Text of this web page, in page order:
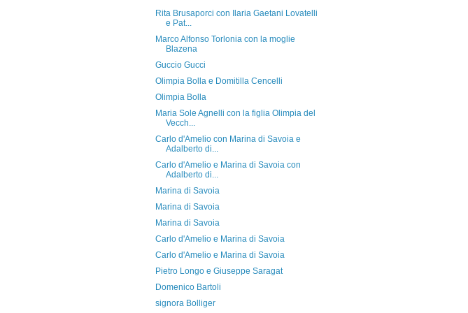
Rita Brusaporci con Ilaria Gaetani Lovatelli
e Pat...
Marco Alfonso Torlonia con la moglie
Blazena
Guccio Gucci
Olimpia Bolla e Domitilla Cencelli
Olimpia Bolla
Maria Sole Agnelli con la figlia Olimpia del
Vecch...
Carlo d'Amelio con Marina di Savoia e
Adalberto di...
Carlo d'Amelio e Marina di Savoia con
Adalberto di...
Marina di Savoia
Marina di Savoia
Marina di Savoia
Carlo d'Amelio e Marina di Savoia
Carlo d'Amelio e Marina di Savoia
Pietro Longo e Giuseppe Saragat
Domenico Bartoli
signora Bolliger